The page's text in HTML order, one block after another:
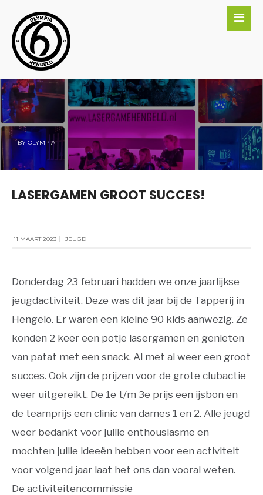
BY OLYMPIA
LASERGAMEN GROOT SUCCES!
11 MAART 2023 | JEUGD
Donderdag 23 februari hadden we onze jaarlijkse
jeugdactiviteit. Deze was dit jaar bij de Tapperij in
Hengelo. Er waren een kleine 90 kids aanwezig. Ze
konden 2 keer een potje lasergamen en genieten
van patat met een snack. Al met al weer een groot
succes. Ook zijn de prijzen voor de grote clubactie
weer uitgereikt. De 1e t/m 3e prijs een ijsbon en
de teamprijs een clinic van dames 1 en 2. Alle jeugd
weer bedankt voor jullie enthousiasme en
mochten jullie ideeën hebben voor een activiteit
voor volgend jaar laat het ons dan vooral weten.
De activiteitencommissie